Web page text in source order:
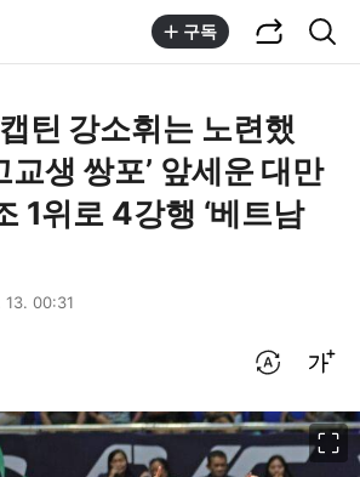
구독
틴 강소휘는 노련했
교생 쌍포’ 앞세운 대만
1위로 4강행 ‘베트남
00:31